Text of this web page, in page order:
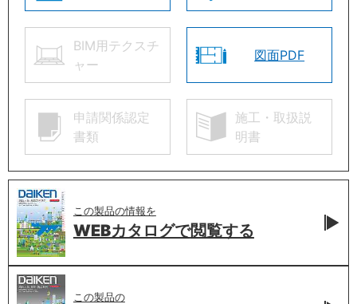
BIM用テクスチ
ャー
図面PDF
申請関係認定
書類
施工・取扱説
明書
この製品の情報を
WEBカタログで閲覧する
この製品の